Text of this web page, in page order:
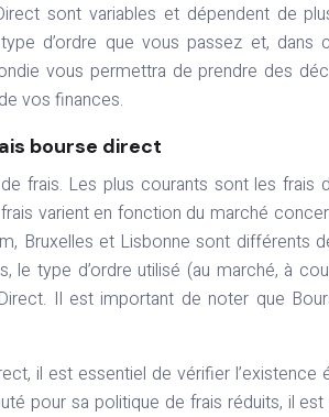
sont variables et dépendent de
d’ordre que vous passez et, dans
vous permettra de prendre des
vos finances.
bourse direct
frais. Les plus courants sont les frais
varient en fonction du marché
Bruxelles et Lisbonne sont différents
le type d’ordre utilisé (au marché, à
Il est important de noter que
il est essentiel de vérifier l’existence
pour sa politique de frais réduits, il est